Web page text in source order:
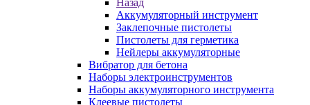
Назад
Аккумуляторный инструмент
Заклепочные пистолеты
Пистолеты для герметика
Нейлеры аккумуляторные
Вибратор для бетона
Наборы электроинструментов
Наборы аккумуляторного инструмента
Клеевые пистолеты